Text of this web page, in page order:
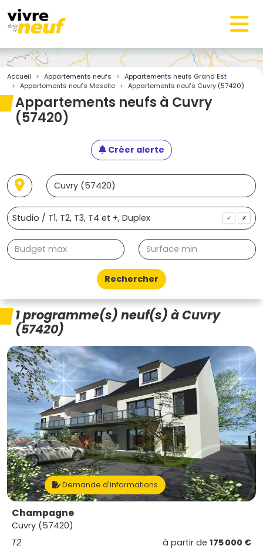
Accueil Appartements neufs
Appartements neufs Grand Est
Appartements neufs Moselle
Appartements neufs Cuvry (57420)
Appartements neufs à Cuvry
(57420)
Créer alerte
✓ ✗
Rechercher
1 programme(s) neuf(s) à Cuvry
(57420)
Demande d'informations
Champagne
Cuvry (57420)
T2
à partir de 175 000 €